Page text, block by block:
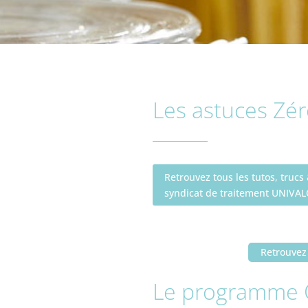
Les astuces
Retrouvez tous les tutos,
syndicat de traitement
Le programme